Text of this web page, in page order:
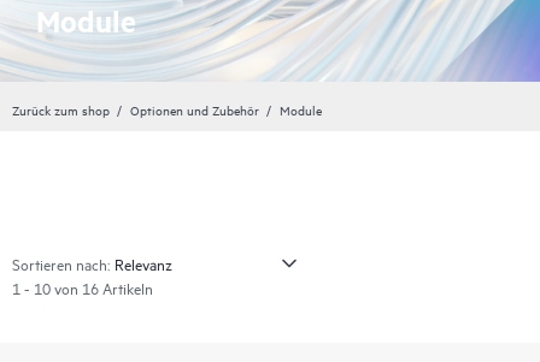
Module
Zurück zum shop Optionen und Zubehör Module
Sortieren nach:
1 - 10 von 16 Artikeln